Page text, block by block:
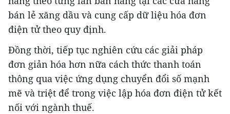
bán lẻ xăng dầu và cung cấp dữ liệu hóa đơn
điện tử theo quy định.
Đồng thời, tiếp tục nghiên cứu các giải pháp
đơn giản hóa hơn nữa cách thức thanh toán
thông qua việc ứng dụng chuyển đổi số mạnh
mẽ và triệt để trong việc lập hóa đơn điện tử kết
nối với ngành thuế.